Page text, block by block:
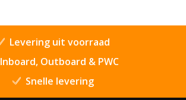
Levering uit voorraad
Inboard, Outboard & PWC
Snelle levering